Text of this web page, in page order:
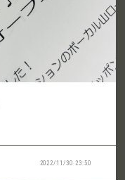
2022/11/30 23:50